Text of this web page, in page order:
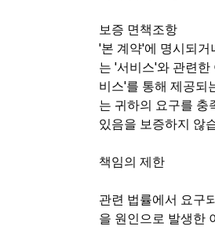
보증 면책조항
'본 계약'에 명시되거
는 '서비스'와 관련한
비스'를 통해 제공되
는 귀하의 요구를 충
있음을 보증하지 않
책임의 제한
관련 법률에서 요구
을 원인으로 발생한